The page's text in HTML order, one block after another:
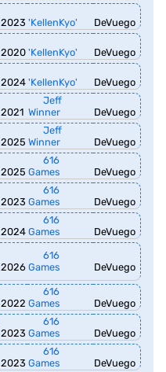
2023 'KellenKyo' DeVuego
2020 'KellenKyo' DeVuego
2024 'KellenKyo' DeVuego
2021
Jeff
Winner
DeVuego
2025
Jeff
Winner
DeVuego
2025
616
Games
DeVuego
2023
616
Games
DeVuego
2024
616
Games
DeVuego
2026
616
Games
DeVuego
2022
616
Games
DeVuego
2023
616
Games
DeVuego
2023
616
Games
DeVuego